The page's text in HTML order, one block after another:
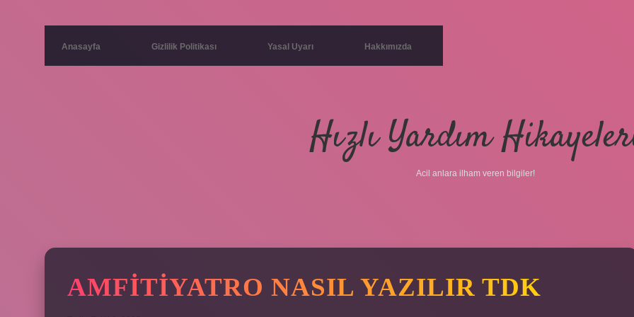
Anasayfa Gizlilik Politikası Yasal Uyarı Hakkımızda
Hızlı Yardım
Acil anlara ilham veren bilgiler!
AMFITIYATRO NASIL YAZILIR TDK